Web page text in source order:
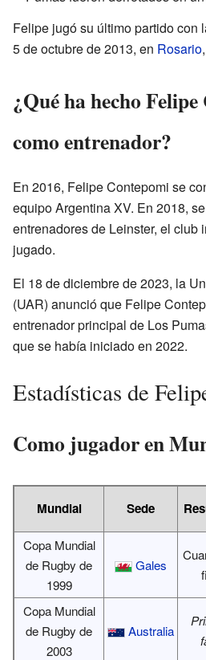
Felipe jugó su último partido con
5 de octubre de 2013, en Rosario
¿Qué ha hecho
como entrenador?
En 2016, Felipe Contepomi se
equipo Argentina XV. En 2018,
entrenadores de Leinster, el club
jugado.
El 18 de diciembre de 2023, la
(UAR) anunció que Felipe
entrenador principal de Los
que se había iniciado en 2022.
Estadísticas de
Como jugador en
Mundial Sede
Copa Mundial
de Rugby de
1999
Gales
Copa Mundial
de Rugby de
2003
Australia